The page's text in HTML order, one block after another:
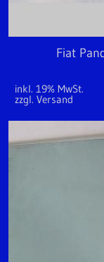
Fiat
inkl. 19% MwSt.
zzgl. Versand